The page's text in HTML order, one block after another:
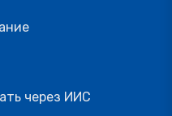
через ИИС